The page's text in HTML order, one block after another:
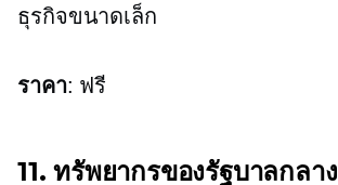
ธุรกิจขนาดเล็ก
ราคา: ฟรี
11. ทรัพยากรของรัฐบาลกลาง